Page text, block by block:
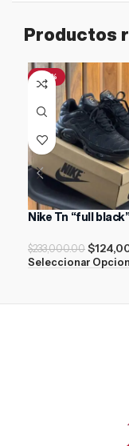
Productos
-47%
Nike Tn “full black”
$233,000.00 $
Seleccionar